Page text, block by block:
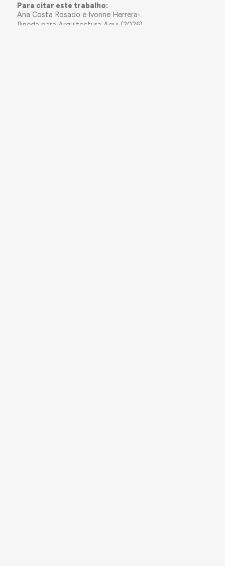
Para citar este trabalho:
Ana Costa Rosado e Ivonne Herrera-
Pineda para Arquitectura Aqui (2026)